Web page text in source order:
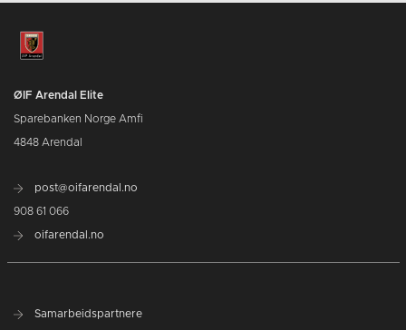
ØIF Arendal Elite
Sparebanken Norge Amfi
4848 Arendal
post@oifarendal.no
908 61 066
oifarendal.no
Samarbeidspartnere